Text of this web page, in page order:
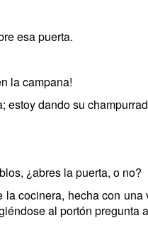
esa puerta.
la campana!
dando su
¿abres la puerta, o no?
la cocinera, hecha con
al portón pregunta